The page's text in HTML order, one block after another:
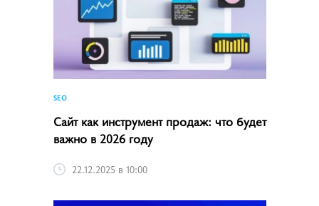
SEO
Сайт как инструмент продаж: что будет
важно в 2026 году
22.12.2025 в 10:00